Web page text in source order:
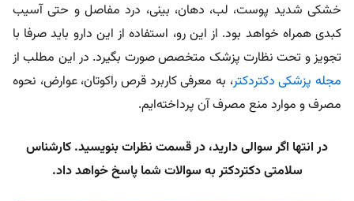
خشکی شدید پوست، لب، دهان، بینی، درد مفاصل و حتی آسیب
کبدی همراه خواهد بود. از این رو، استفاده از این دارو باید صرفا با
تجویز و تحت نظارت پزشک متخصص صورت بگیرد. در این مطلب از
مجله پزشکی دکتردکتر، به معرفی کاربرد قرص راکوتان، عوارض، نحوه
مصرف و موارد منع مصرف آن پرداخته‌ایم.
در انتها اگر سوالی دارید، در قسمت نظرات بنویسید. کارشناس
سلامتی دکتردکتر به سوالات شما پاسخ خواهد داد.